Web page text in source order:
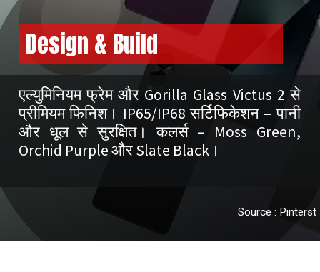
Design & Build
एल्युमिनियम फ्रेम और Gorilla Glass Victus 2 से
प्रीमियम फिनिश। IP65/IP68 सर्टिफिकेशन – पानी
और धूल से सुरक्षित। कलर्स – Moss Green,
Source : Pinterst